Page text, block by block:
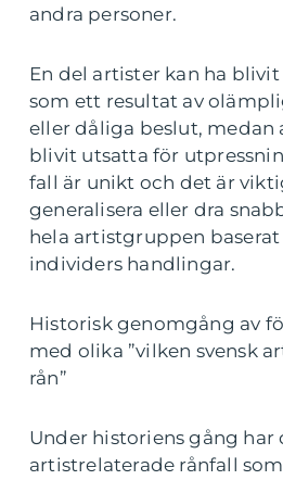
andra personer.
En del artister kan ha
som ett resultat av
eller dåliga beslut, medan
blivit utsatta för
fall är unikt och det är
generalisera eller dra
hela artistgruppen baserat
individers handlingar.
Historisk genomgång av
med olika ”vilken svensk
rån”
Under historiens gång har
artistrelaterade rånfall